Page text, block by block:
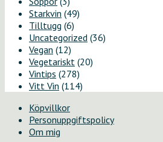
Starkvin (49)
Tilltugg (6)
Uncategorized (36)
Vegan (12)
Vegetariskt (20)
Vintips (278)
Vitt Vin (114)
Köpvillkor
Personuppgiftspolicy
Om mig